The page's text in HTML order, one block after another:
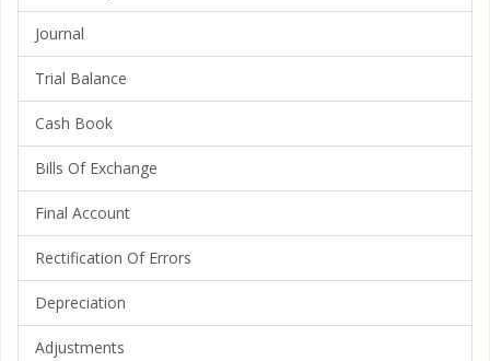
Journal
Trial Balance
Cash Book
Bills Of Exchange
Final Account
Rectification Of Errors
Depreciation
Adjustments